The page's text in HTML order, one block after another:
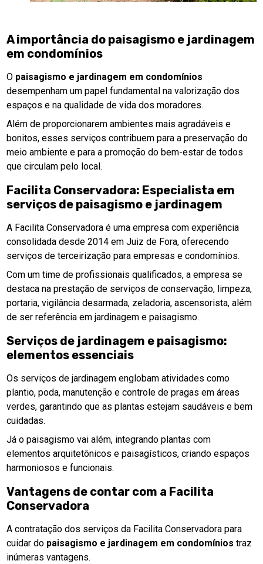
A importância do paisagismo e jardinagem
em condomínios
O paisagismo e jardinagem em condomínios
desempenham um papel fundamental na valorização dos
espaços e na qualidade de vida dos moradores.
Além de proporcionarem ambientes mais agradáveis e
bonitos, esses serviços contribuem para a preservação do
meio ambiente e para a promoção do bem-estar de todos
que circulam pelo local.
Facilita Conservadora: Especialista em
serviços de paisagismo e jardinagem
A Facilita Conservadora é uma empresa com experiência
consolidada desde 2014 em Juiz de Fora, oferecendo
serviços de terceirização para empresas e condomínios.
Com um time de profissionais qualificados, a empresa se
destaca na prestação de serviços de conservação, limpeza,
portaria, vigilância desarmada, zeladoria, ascensorista, além
de ser referência em jardinagem e paisagismo.
Serviços de jardinagem e paisagismo:
elementos essenciais
Os serviços de jardinagem englobam atividades como
plantio, poda, manutenção e controle de pragas em áreas
verdes, garantindo que as plantas estejam saudáveis e bem
cuidadas.
Já o paisagismo vai além, integrando plantas com
elementos arquitetônicos e paisagísticos, criando espaços
harmoniosos e funcionais.
Vantagens de contar com a Facilita
Conservadora
A contratação dos serviços da Facilita Conservadora para
cuidar do paisagismo e jardinagem em condomínios traz
inúmeras vantagens.